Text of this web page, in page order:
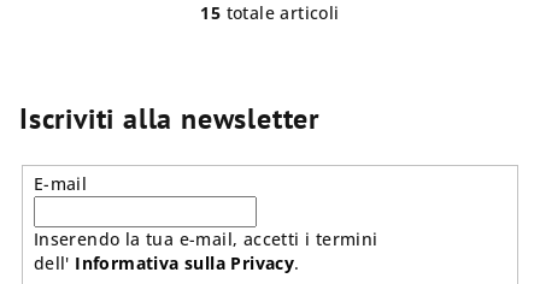
C
t
r
o
i
d
15 totale articoli
Iscriviti alla newsletter
E-mail
Inserendo la tua e-mail, accetti i termini
dell' Informativa sulla Privacy.